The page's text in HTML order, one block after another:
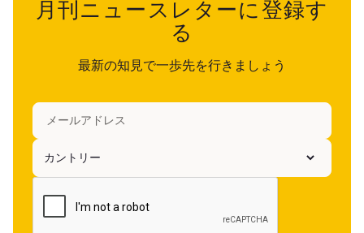
月刊ニュースレターに登録す
る
最新の知見で一歩先を行きましょう